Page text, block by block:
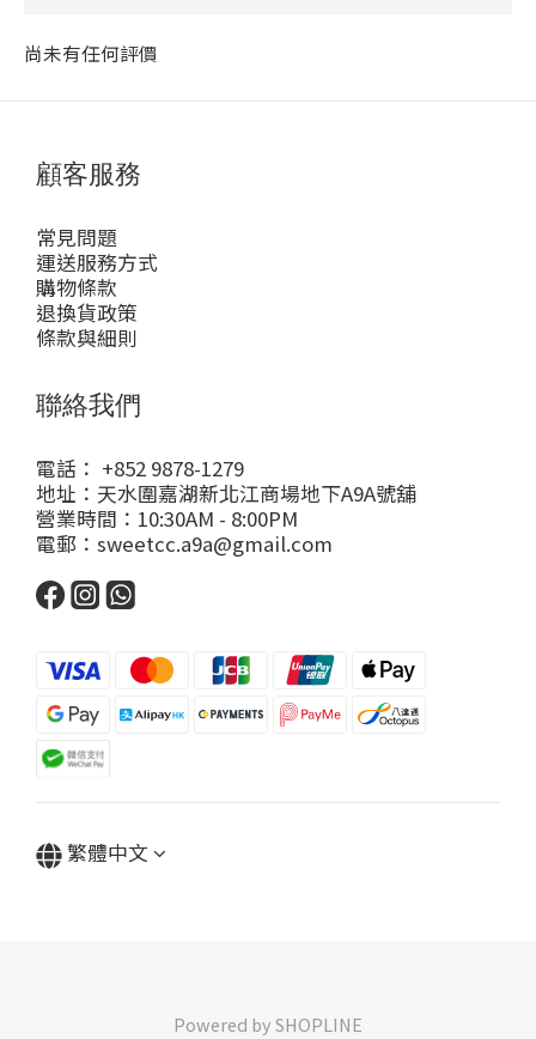
尚未有任何評價
顧客服務
常見問題
運送服務方式
購物條款
退換貨政策
條款與細則
聯絡我們
電話： +852 9878-1279
地址：天水圍嘉湖新北江商場地下A9A號舖
營業時間：10:30AM - 8:00PM
電郵：sweetcc.a9a@gmail.com
繁體中文
Powered by SHOPLINE